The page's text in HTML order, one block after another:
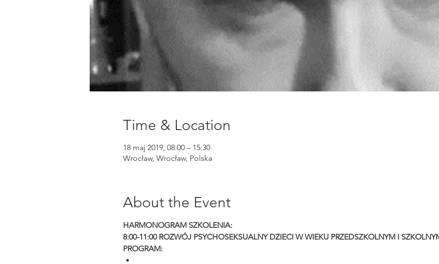
Time & Location
18 maj 2019, 08:00 – 15:30
Wrocław, Wrocław, Polska
About the Event
HARMONOGRAM SZKOLENIA:
8:00-11:00 ROZWÓJ PSYCHOSEKSUALNY DZIECI W WIEKU PRZEDSZKOLNYM I
PROGRAM: